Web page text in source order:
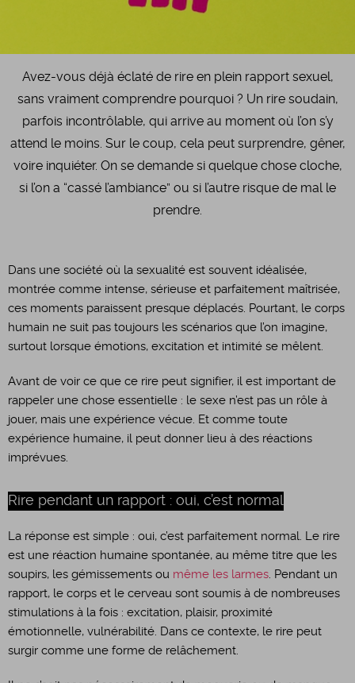
Avez-vous déjà éclaté de rire en plein rapport sexuel,
sans vraiment comprendre pourquoi ? Un rire soudain,
parfois incontrôlable, qui arrive au moment où l’on s’y
attend le moins. Sur le coup, cela peut surprendre, gêner,
voire inquiéter. On se demande si quelque chose cloche,
si l’on a “cassé l’ambiance” ou si l’autre risque de mal le
prendre.
Dans une société où la sexualité est souvent idéalisée,
montrée comme intense, sérieuse et parfaitement maîtrisée,
ces moments paraissent presque déplacés. Pourtant, le corps
humain ne suit pas toujours les scénarios que l’on imagine,
surtout lorsque émotions, excitation et intimité se mêlent.
Avant de voir ce que ce rire peut signifier, il est important de
rappeler une chose essentielle : le sexe n’est pas un rôle à
jouer, mais une expérience vécue. Et comme toute
expérience humaine, il peut donner lieu à des réactions
imprévues.
Rire pendant un rapport : oui, c’est normal
La réponse est simple : oui, c’est parfaitement normal. Le rire
est une réaction humaine spontanée, au même titre que les
soupirs, les gémissements ou même les larmes . Pendant un
rapport, le corps et le cerveau sont soumis à de nombreuses
stimulations à la fois : excitation, plaisir, proximité
émotionnelle, vulnérabilité. Dans ce contexte, le rire peut
surgir comme une forme de relâchement.